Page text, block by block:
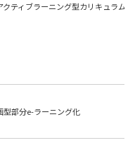
ティブラーニング型カリキュラム
型部分e-ラーニング化